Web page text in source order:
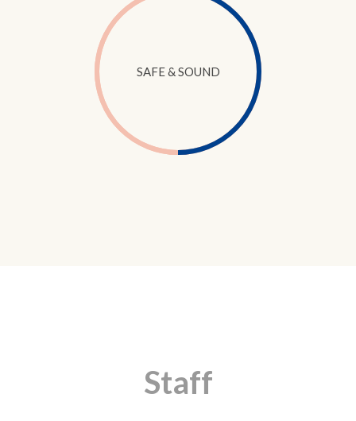
SAFE & SOUND
Staff